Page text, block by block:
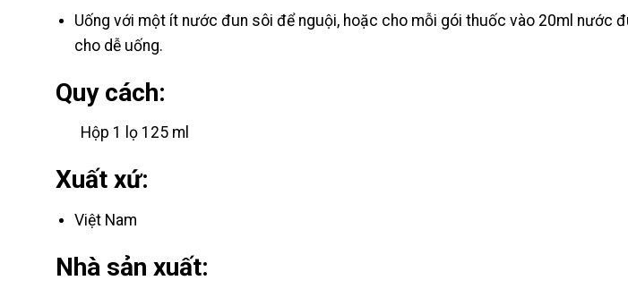
Uống với một ít nước đun sôi để nguội, hoặc cho mỗi gói thuốc vào 20ml nước
cho dễ uống.
Quy cách:
Hộp 1 lọ 125 ml
Xuất xứ:
Việt Nam
Nhà sản xuất: